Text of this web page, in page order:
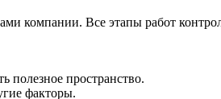
компании. Все этапы работ
полезное пространство.
факторы.